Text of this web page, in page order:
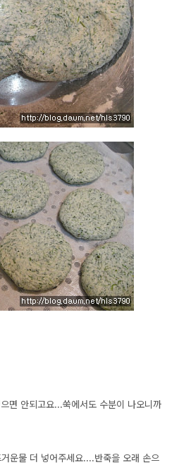
면 안되고요...쑥에서도 수분이 나오니까
운물 더 넣어주세요....반죽을 오래 손으